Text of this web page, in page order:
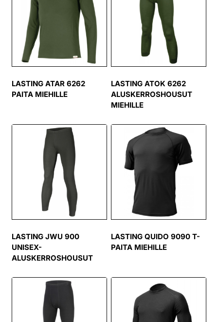
LASTING ATAR 6262
PAITA MIEHILLE
LASTING ATOK 6262
ALUSKERROSHOUSUT
MIEHILLE
LASTING JWU 900
UNISEX-
ALUSKERROSHOUSUT
LASTING QUIDO 9090 T-
PAITA MIEHILLE